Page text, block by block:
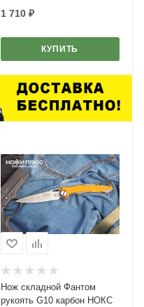
1 710₽
КУПИТЬ
Нож складной Фантом
рукоять G10 карбон НОКС